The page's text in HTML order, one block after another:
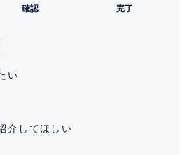
コンクリート造 / 32戸
年9月
権
確認 完了
い
介してほしい